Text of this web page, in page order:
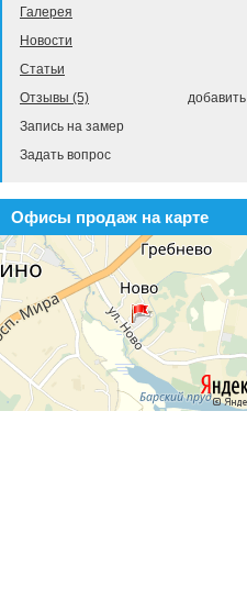
Галерея
Новости
Статьи
добавить
Отзывы (5)
Запись на замер
Задать вопрос
Офисы продаж на карте